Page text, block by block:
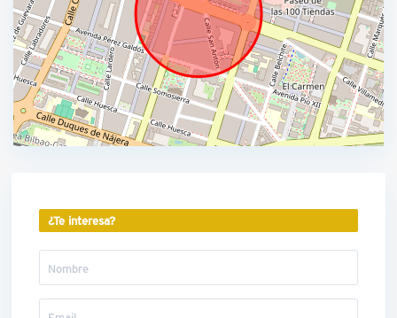
¿Te interesa?